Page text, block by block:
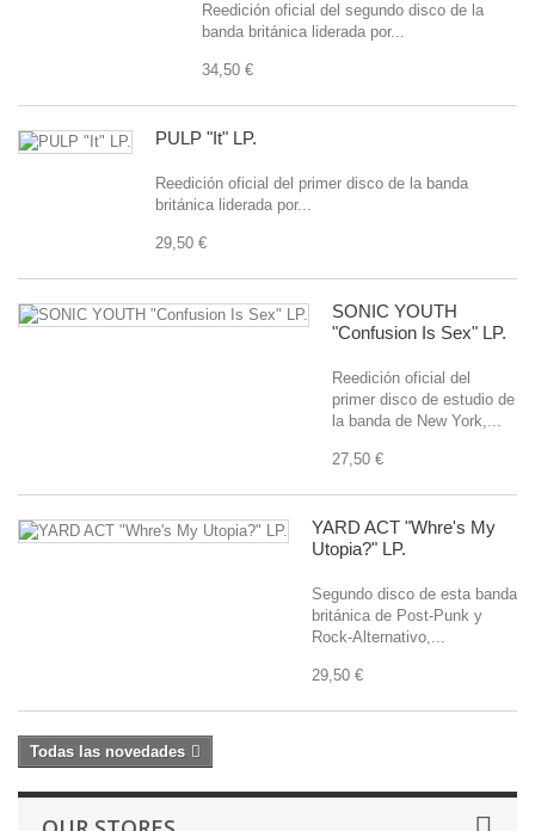
Reedición oficial del segundo disco de la
banda británica liderada por...
34,50 €
PULP "It" LP.
Reedición oficial del primer disco de la banda
británica liderada por...
29,50 €
SONIC YOUTH
"Confusion Is Sex" LP.
Reedición oficial del
primer disco de estudio de
la banda de New York,...
27,50 €
YARD ACT "Whre's My
Utopia?" LP.
Segundo disco de esta banda
británica de Post-Punk y
Rock-Alternativo,...
29,50 €
Todas las novedades